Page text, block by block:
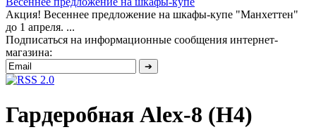
Акция! Весеннее предложение на шкафы-купе "Манхеттен"
до 1 апреля. ...
Подписаться на информационные сообщения интернет-
магазина:
Гардеробная Alex-8 (Н4)